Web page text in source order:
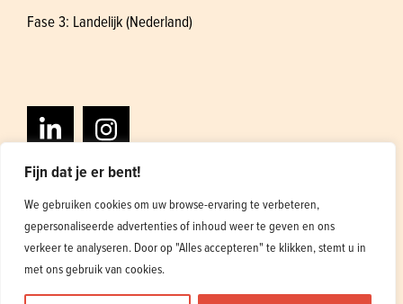
Fijn dat je er bent!
We gebruiken cookies om uw browse-ervaring te verbeteren,
gepersonaliseerde advertenties of inhoud weer te geven en ons
verkeer te analyseren. Door op "Alles accepteren" te klikken, stemt u in
met ons gebruik van cookies.
Fase 3: Landelijk (Nederland)
Algemene voorwaarden
Privacybeleid
Ontwerp en ontwikkeling